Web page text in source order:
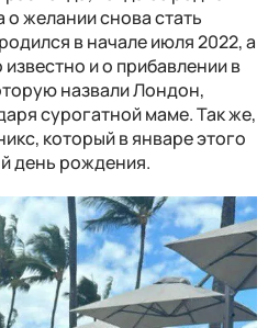
о желании снова стать
в начале июля 2022, а
и о прибавлении в
назвали Лондон,
сурогатной маме. Так же,
который в январе этого
день рождения.